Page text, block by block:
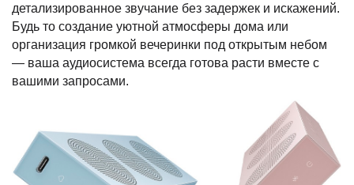
детализированное звучание без задержек и искажений.
Будь то создание уютной атмосферы дома или
организация громкой вечеринки под открытым небом
— ваша аудиосистема всегда готова расти вместе с
вашими запросами.